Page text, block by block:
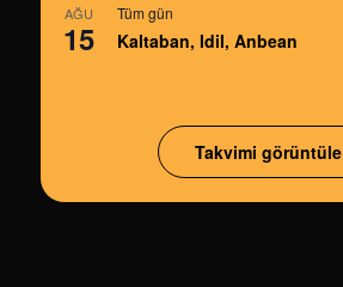
AĞU
15
Tüm gün
Kaltaban, Idil, Anbean
Takvimi görüntüle